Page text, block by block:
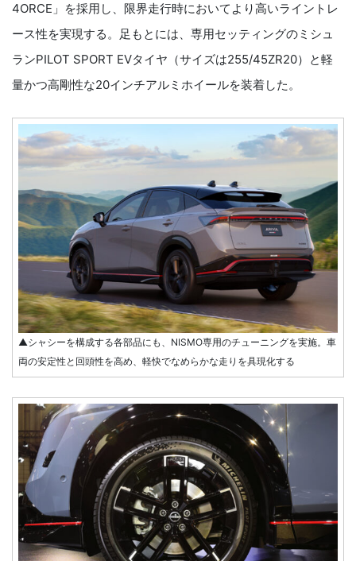
4ORCE」を採用し、限界走行時においてより高いライントレ
ース性を実現する。足もとには、専用セッティングのミシュ
ランPILOT SPORT EVタイヤ（サイズは255/45ZR20）と軽
量かつ高剛性な20インチアルミホイールを装着した。
▲シャシーを構成する各部品にも、NISMO専用のチューニングを実施。車
両の安定性と回頭性を高め、軽快でなめらかな走りを具現化する